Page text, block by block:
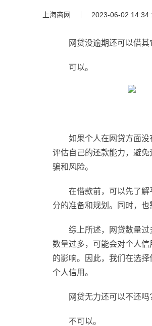
上海商网 2023-06-02
网贷没逾期还可以借其
可以。
如果个人在 网贷方面没
评估自己的还款能力，避
骗和风险。
在借款前，可以先了解
分的准备和规划。同时，
综上所述， 网贷数量过
数量过多，可能会对个人
的影响。因此，我们在选
个人信用。
网贷无力还可以不还吗
不可以。